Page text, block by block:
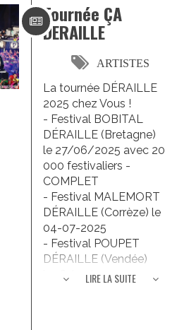
Tournée ÇA
DERAILLE
ARTISTES
La tournée DÉRAILLE
2025 chez Vous !
- Festival BOBITAL
DÉRAILLE (Bretagne)
le 27/06/2025 avec 20
000 festivaliers -
COMPLET
- Festival MALEMORT
DÉRAILLE (Corrèze) le
04-07-2025
- Festival POUPET
DÉRAILLE (Vendée)
le 18/07/2025 avec 30
LIRE LA SUITE